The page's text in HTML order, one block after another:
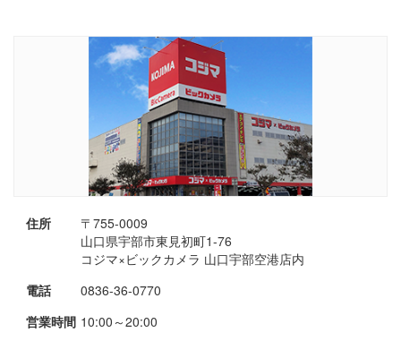
住所
〒755-0009
山口県宇部市東見初町1-76
コジマ×ビックカメラ 山口宇部空港店内
電話
0836-36-0770
営業時間 10:00～20:00